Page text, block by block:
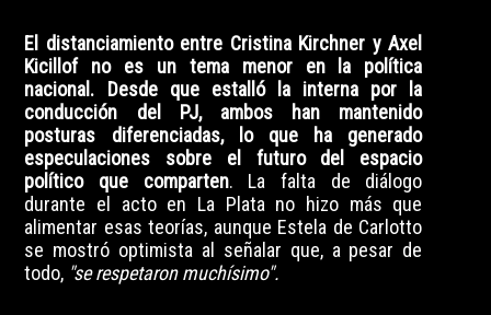
El distanciamiento entre Cristina Kirchner y Axel
Kicillof no es un tema menor en la política
nacional. Desde que estalló la interna por la
conducción del PJ, ambos han mantenido
posturas diferenciadas, lo que ha generado
especulaciones sobre el futuro del espacio
político que comparten. La falta de diálogo
durante el acto en La Plata no hizo más que
alimentar esas teorías, aunque Estela de Carlotto
se mostró optimista al señalar que, a pesar de
todo, "se respetaron muchísimo".